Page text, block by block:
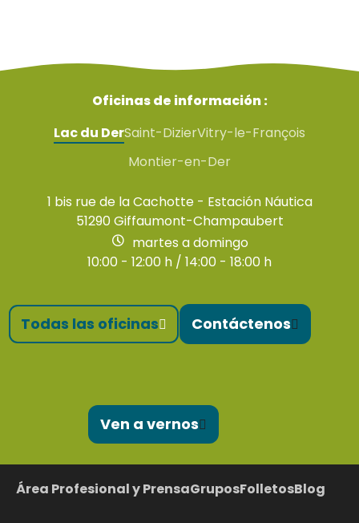
Oficinas de información :
Lac du DerSaint-DizierVitry-le-François
Montier-en-Der
1 bis rue de la Cachotte - Estación Náutica
51290 Giffaumont-Champaubert
martes a domingo
10:00 - 12:00 h / 14:00 - 18:00 h
Todas las oficinas Contáctenos
Ven a vernos
Área Profesional y PrensaGruposFolletosBlog